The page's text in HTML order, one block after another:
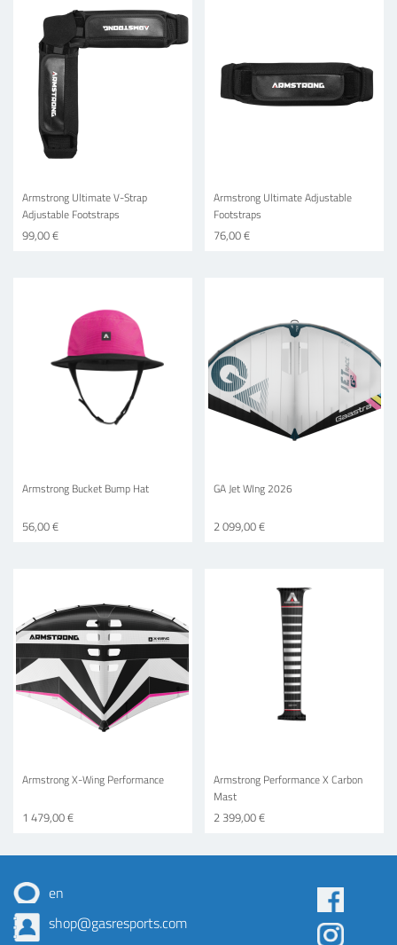
Armstrong Ultimate V-Strap
Adjustable Footstraps
99,00 €
Armstrong Ultimate Adjustable
Footstraps
76,00 €
Armstrong Bucket Bump Hat
56,00 €
GA Jet WIng 2026
2 099,00 €
Armstrong X-Wing Performance
1 479,00 €
Armstrong Performance X Carbon
Mast
2 399,00 €
en
shop@gasresports.com
Some